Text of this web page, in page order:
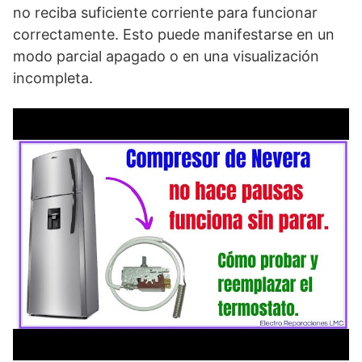
no reciba suficiente corriente para funcionar
correctamente. Esto puede manifestarse en un
modo parcial apagado o en una visualización
incompleta.